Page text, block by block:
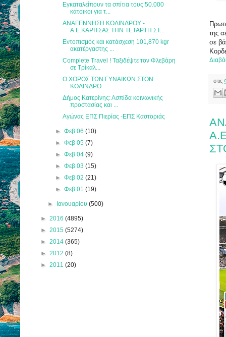
της
σε
στις
Εγκαταλείπουν τα σπίτια τους 50.000
κάτοικοι για τ...
ΑΝΑΓΕΝΝΗΣΗ ΚΟΛΙΝΔΡΟΥ -
Α.Ε.ΚΑΡΙΤΣΑΣ ΤΗΝ ΤΕΤΑΡΤΗ ΣΤ...
Εντοπισμός και κατάσχεση 101,870 kgr
ακατέργαστης ...
Complete Travel ! Ταξιδέψτε τον Φλεβάρη
σε Τρίκαλ...
Ο ΧΟΡΟΣ ΤΩΝ ΓΥΝΑΙΚΩΝ ΣΤΟΝ
ΚΟΛΙΝΔΡΟ
Δήμος Κατερίνης: Ασπίδα κοινωνικής
προστασίας και ...
Αγώνας ΕΠΣ Πιερίας -ΕΠΣ Καστοριάς
► Φεβ 06 (10)
► Φεβ 05 (7)
► Φεβ 04 (9)
► Φεβ 03 (15)
► Φεβ 02 (21)
► Φεβ 01 (19)
► Ιανουαρίου(500)
► 2016 (4895)
► 2015 (5274)
► 2014 (365)
► 2012 (8)
► 2011 (20)